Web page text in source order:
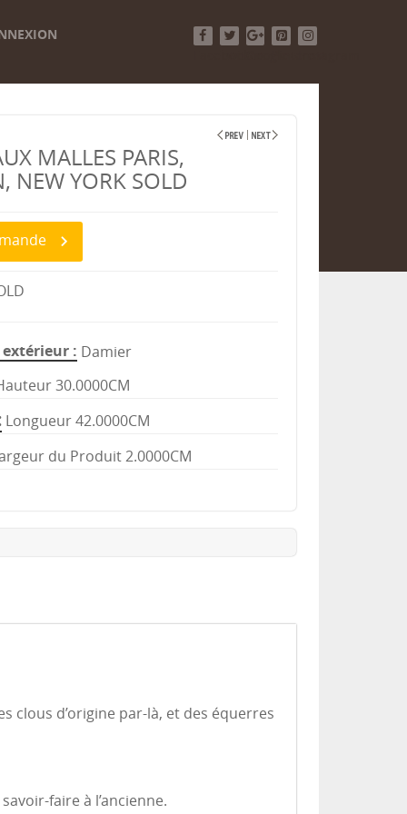
MALLES PARIS,
NEW YORK SOLD
extérieur Damier
30.0000CM
Longueur 42.0000CM
du Produit 2.0000CM
clous d’origine par-là, et des équerres
faire à l’ancienne.